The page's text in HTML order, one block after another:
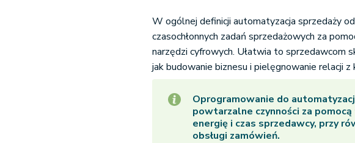
W ogólnej definicji automatyzacja sprzedaży
czasochłonnych zadań sprzedażowych za
narzędzi cyfrowych. Ułatwia to sprzedawcom
jak budowanie biznesu i pielęgnowanie relacji z
Oprogramowanie do
powtarzalne czynności za
energię i czas sprzedawcy, przy
obsługi zamówień.